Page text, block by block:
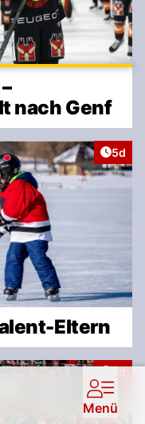
nach Genf
5d
Eltern
Menü